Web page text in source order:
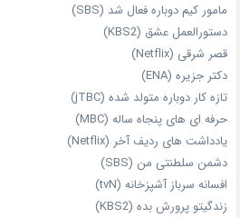
مامور کیم دوباره فعال شد (SBS)
دستورالعمل عشق (KBS2)
قصر شرقی (Netflix)
دکتر جزیره (ENA)
تازه‌ کار دوباره‌ متولد شده (jTBC)
حرفه‌ ای‌ های پنجاه‌ ساله (MBC)
یادداشت‌ های ردیف آخر (Netflix)
دشمن سلطنتی من (SBS)
افسانه سرباز آشپزخانه (tvN)
زندگیتو پرورش بده (KBS2)